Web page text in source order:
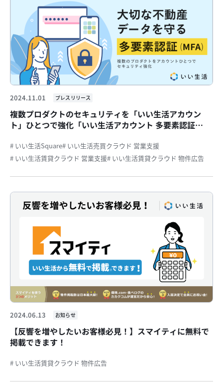
2024.11.01 プレスリリース
複数プロダクトのセキュリティを「いい生活アカウン
ト」ひとつで強化「いい生活アカウント 多要素認証
# いい生活Square# いい生活売買クラウド 営業支援
# いい生活賃貸クラウド 営業支援# いい生活賃貸クラウド 物件広告
2024.06.13 お知らせ
【反響を増やしたいお客様必見！】スマイティに無料で
掲載できます！
# いい生活賃貸クラウド 物件広告